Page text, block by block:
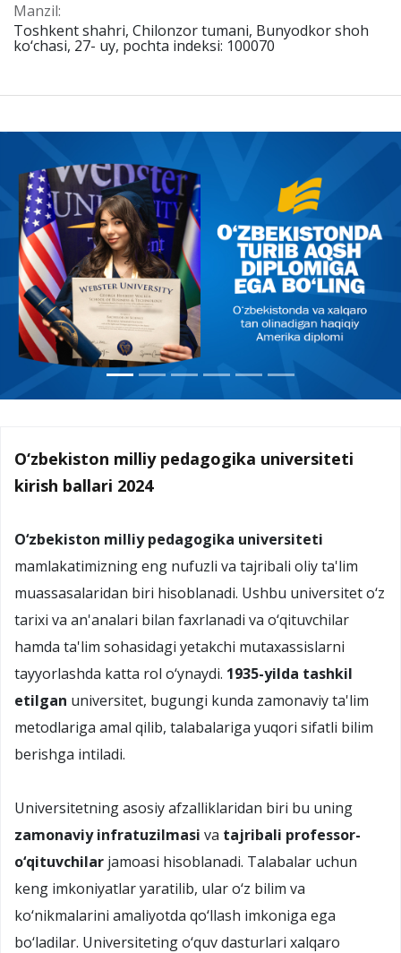
Manzil:
Toshkent shahri, Chilonzor tumani, Bunyodkor shoh
ko‘chasi, 27- uy, pochta indeksi: 100070
O‘zbekiston milliy pedagogika universiteti
kirish ballari 2024
O‘zbekiston milliy pedagogika universiteti
mamlakatimizning eng nufuzli va tajribali oliy ta'lim
muassasalaridan biri hisoblanadi. Ushbu universitet o‘z
tarixi va an'analari bilan faxrlanadi va o‘qituvchilar
hamda ta'lim sohasidagi yetakchi mutaxassislarni
tayyorlashda katta rol o‘ynaydi. 1935-yilda tashkil
etilgan universitet, bugungi kunda zamonaviy ta'lim
metodlariga amal qilib, talabalariga yuqori sifatli bilim
berishga intiladi.
Universitetning asosiy afzalliklaridan biri bu uning
zamonaviy infratuzilmasi va tajribali professor-
o‘qituvchilar jamoasi hisoblanadi. Talabalar uchun
keng imkoniyatlar yaratilib, ular o‘z bilim va
ko‘nikmalarini amaliyotda qo‘llash imkoniga ega
bo‘ladilar. Universiteting o‘quv dasturlari xalqaro